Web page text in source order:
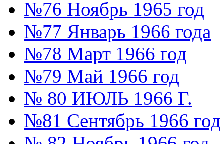
№76 Ноябрь 1965 год
№77 Январь 1966 года
№78 Март 1966 год
№79 Май 1966 год
№ 80 ИЮЛЬ 1966 Г.
№81 Сентябрь 1966 год